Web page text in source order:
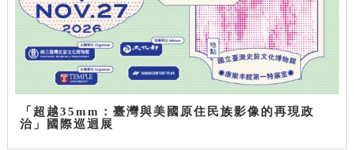
「超越35mm：臺灣與美國原住民族影像的再現政
治」國際巡迴展